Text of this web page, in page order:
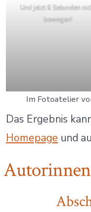
Und jetzt 6 Sekunden
bewegen!
Im Fotoatelier
Das Ergebnis
Homepage und